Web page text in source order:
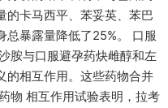
的卡马西平、苯妥英、苯巴
总暴露量降低了25%。 口服
胺与口服避孕药炔雌醇和左
的相互作用。这些药物合并
物 相互作用试验表明，拉考